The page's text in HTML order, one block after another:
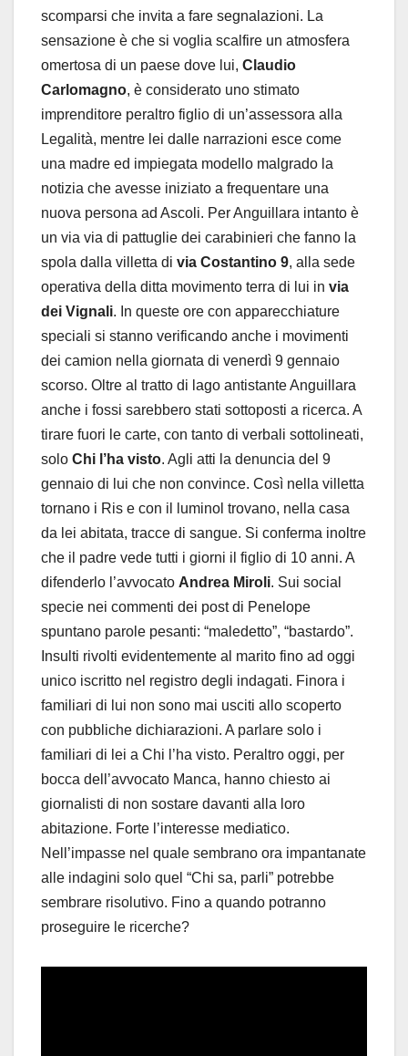
scomparsi che invita a fare segnalazioni. La
sensazione è che si voglia scalfire un atmosfera
omertosa di un paese dove lui, Claudio
Carlomagno, è considerato uno stimato
imprenditore peraltro figlio di un’assessora alla
Legalità, mentre lei dalle narrazioni esce come
una madre ed impiegata modello malgrado la
notizia che avesse iniziato a frequentare una
nuova persona ad Ascoli. Per Anguillara intanto è
un via via di pattuglie dei carabinieri che fanno la
spola dalla villetta di via Costantino 9, alla sede
operativa della ditta movimento terra di lui in via
dei Vignali. In queste ore con apparecchiature
speciali si stanno verificando anche i movimenti
dei camion nella giornata di venerdì 9 gennaio
scorso. Oltre al tratto di lago antistante Anguillara
anche i fossi sarebbero stati sottoposti a ricerca. A
tirare fuori le carte, con tanto di verbali sottolineati,
solo Chi l’ha visto. Agli atti la denuncia del 9
gennaio di lui che non convince. Così nella villetta
tornano i Ris e con il luminol trovano, nella casa
da lei abitata, tracce di sangue. Si conferma inoltre
che il padre vede tutti i giorni il figlio di 10 anni. A
difenderlo l’avvocato Andrea Miroli. Sui social
specie nei commenti dei post di Penelope
spuntano parole pesanti: “maledetto”, “bastardo”.
Insulti rivolti evidentemente al marito fino ad oggi
unico iscritto nel registro degli indagati. Finora i
familiari di lui non sono mai usciti allo scoperto
con pubbliche dichiarazioni. A parlare solo i
familiari di lei a Chi l’ha visto. Peraltro oggi, per
bocca dell’avvocato Manca, hanno chiesto ai
giornalisti di non sostare davanti alla loro
abitazione. Forte l’interesse mediatico.
Nell’impasse nel quale sembrano ora impantanate
alle indagini solo quel “Chi sa, parli” potrebbe
sembrare risolutivo. Fino a quando potranno
proseguire le ricerche?